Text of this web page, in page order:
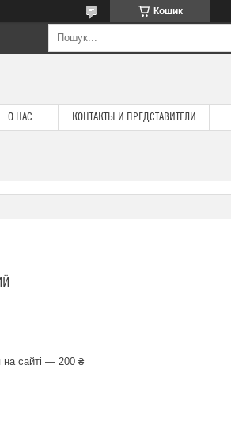
Кошик
О НАС КОНТАКТЫ И ПРЕДСТАВИТЕЛИ
на сайті — 200 ₴